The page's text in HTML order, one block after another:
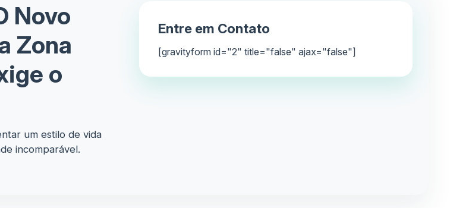
Novo
Zona
o
um estilo de vida
incomparável.
Entre em Contato
[gravityform id="2" title="false" ajax="false"]